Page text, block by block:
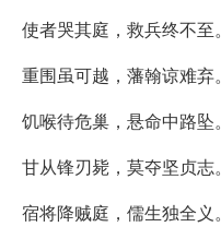
使者哭其庭，救兵终不至。
重围虽可越，藩翰谅难弃。
饥喉待危巢，悬命中路坠。
甘从锋刃毙，莫夺坚贞志。
宿将降贼庭，儒生独全义。